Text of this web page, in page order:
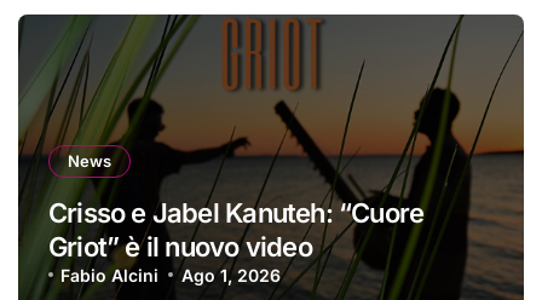
News
Crisso e Jabel Kanuteh: “Cuore
Griot” è il nuovo video
Fabio Alcini Ago 1, 2026